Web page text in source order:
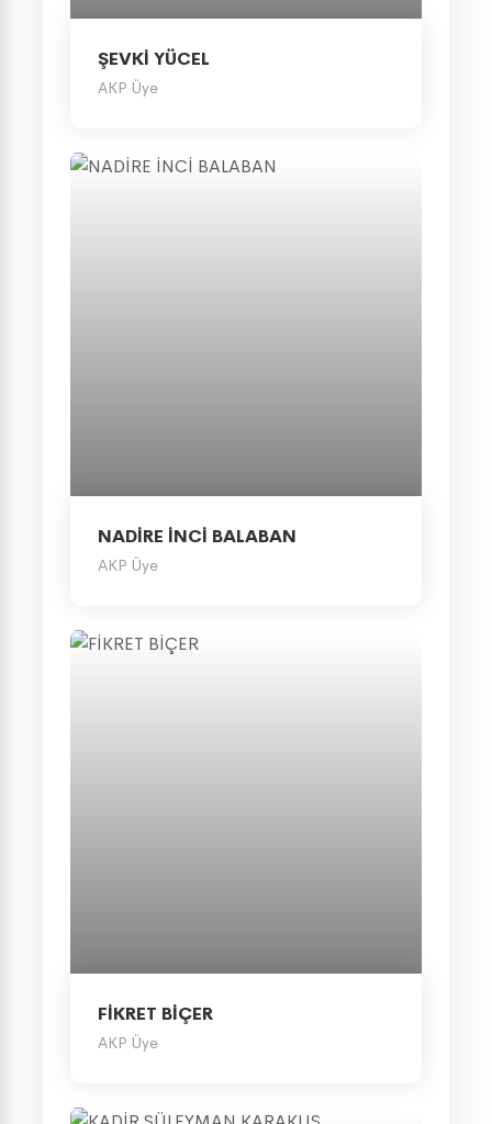
ŞEVKİ YÜCEL
AKP Üye
NADİRE İNCİ BALABAN
AKP Üye
FİKRET BİÇER
AKP Üye